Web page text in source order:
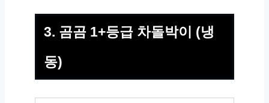
3. 곰곰 1+등급 차돌박이 (냉
동)